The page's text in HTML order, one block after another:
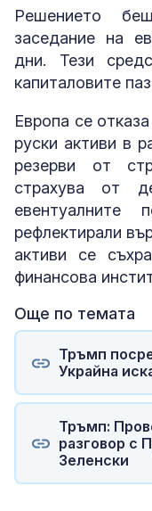
Решението
заседание на
дни. Тези
капиталовите
Европа се
руски активи в
резерви от
страхува от
евентуалните
рефлектирали
активи се
финансова
Още по темата
Тръмп
Украйна
Тръмп:
разговор с
Зеленски